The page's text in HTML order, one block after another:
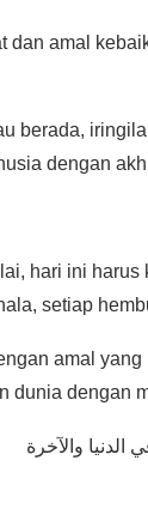
amal
dengan
hari ini harus
setiap
amal
dunia dengan
والآخرة